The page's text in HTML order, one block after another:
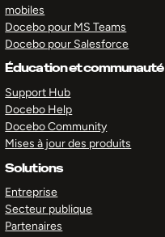
mobiles
Docebo pour MS Teams
Docebo pour Salesforce
Éducation et communauté
Support Hub
Docebo Help
Docebo Community
Mises à jour des produits
Solutions
Entreprise
Secteur publique
Partenaires